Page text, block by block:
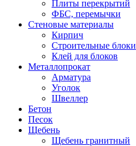
Плиты перекрытий
ФБС, перемычки
Стеновые материалы
Кирпич
Строительные блоки
Клей для блоков
Металлопрокат
Арматура
Уголок
Швеллер
Бетон
Песок
Щебень
Щебень гранитный